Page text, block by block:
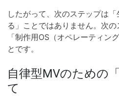
したがって、次のステップは
る」ことではありません。次
「制作用OS（オペレーティン
とです。
自律型MVのための
て